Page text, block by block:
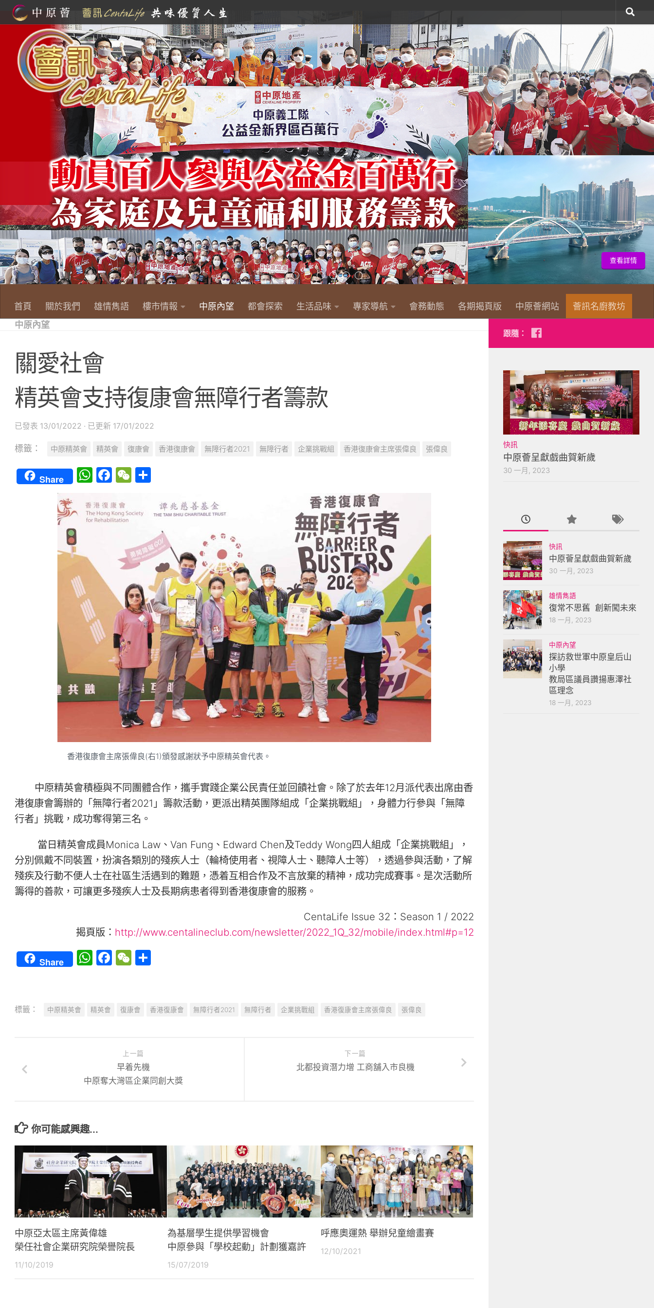
查看詳情
首頁 關於我們 雄情雋語 樓市情報 中原內望 都會探索 生活品味 專家導航 會務動態 各期揭頁版 中原薈網站
薈訊名廚教坊
中原內望
關愛社會
精英會支持復康會無障行者籌款
已發表 13/01/2022 · 已更新 17/01/2022
標籤： 中原精英會 精英會 復康會 香港復康會 無障行者2021 無障行者 企業挑戰組 香港復康會主席張偉良 張偉良
Share WhatsApp
Facebook
WeChat
香港復康會主席張偉良(右1)頒發感謝狀予中原精英會代表。
中原精英會積極與不同團體合作，攜手實踐企業公民責任並回饋社會。除了於去年12月派代表出席由香
港復康會籌辦的「無障行者2021」籌款活動，更派出精英團隊組成「企業挑戰組」，身體力行參與「無障
行者」挑戰，成功奪得第三名。
當日精英會成員Monica Law、Van Fung、Edward Chen及Teddy Wong四人組成「企業挑戰組」，
分別佩戴不同裝置，扮演各類別的殘疾人士（輪椅使用者、視障人士、聽障人士等），透過參與活動，了解
殘疾及行動不便人士在社區生活遇到的難題，憑着互相合作及不言放棄的精神，成功完成賽事。是次活動所
籌得的善款，可讓更多殘疾人士及長期病患者得到香港復康會的服務。
CentaLife Issue 32：Season 1 / 2022
揭頁版： http://www.centalineclub.com/newsletter/2022_1Q_32/mobile/index.html#p=12
Share WhatsApp
Facebook
WeChat
標籤： 中原精英會 精英會 復康會 香港復康會 無障行者2021 無障行者 企業挑戰組 香港復康會主席張偉良 張偉良
下一篇
北都投資潛力增 工商舖入市良機
上一篇
早着先機
中原奪大灣區企業同創大獎
你可能感興趣...
中原亞太區主席黃偉雄
榮任社會企業研究院榮譽院長
11/10/2019
為基層學生提供學習機會
中原參與「學校起動」計劃獲嘉許
15/07/2019
呼應奧運熱 舉辦兒童繪畫賽
12/10/2021
跟隨：
快訊
中原薈呈獻戲曲賀新歲
30 一月, 2023
快訊
中原薈呈獻戲曲賀新歲
30 一月, 2023
雄情雋語
復常不思舊 創新闖未來
18 一月, 2023
中原內望
探訪救世軍中原皇后山
小學
教局區議員讚揚惠澤社
區理念
18 一月, 2023